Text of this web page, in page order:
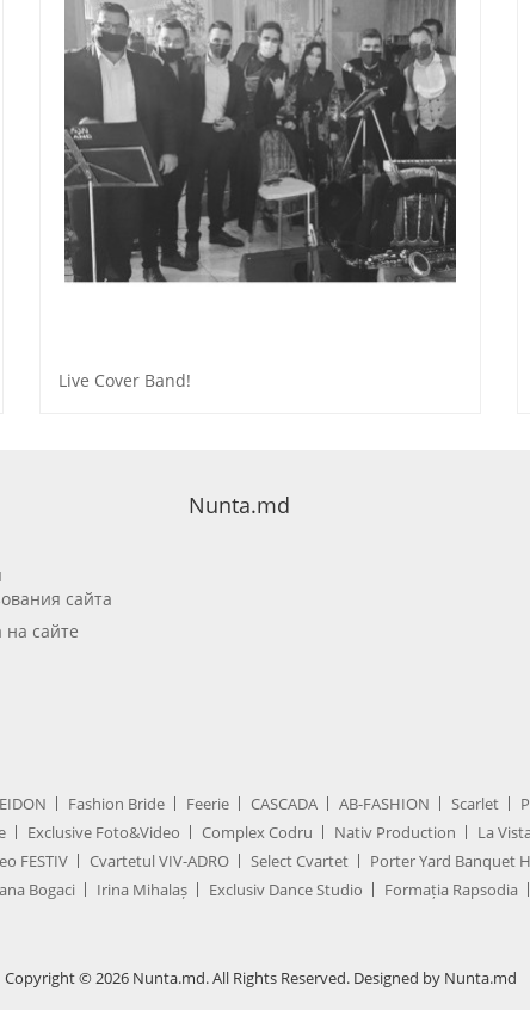
Live Cover Band!
сайта
на сайте
Nunta.md
Fashion Bride Feerie CASCADA AB-FASHION Scarlet
Exclusive Foto&Video Complex Codru Nativ Production La
FESTIV Cvartetul VIV-ADRO Select Cvartet Porter Yard Banquet
Bogaci Irina Mihalaș Exclusiv Dance Studio Formația Rapsodia
Copyright © 2026 Nunta.md. All Rights Reserved. Designed by Nunta.md